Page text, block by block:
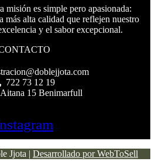
misión es simple pero apasionada:
más alta calidad que reflejen nuestro
y el sabor excepcional.
722 73 12 19
15 Benimarfull
Jjota | Desarrollado por WebToSell